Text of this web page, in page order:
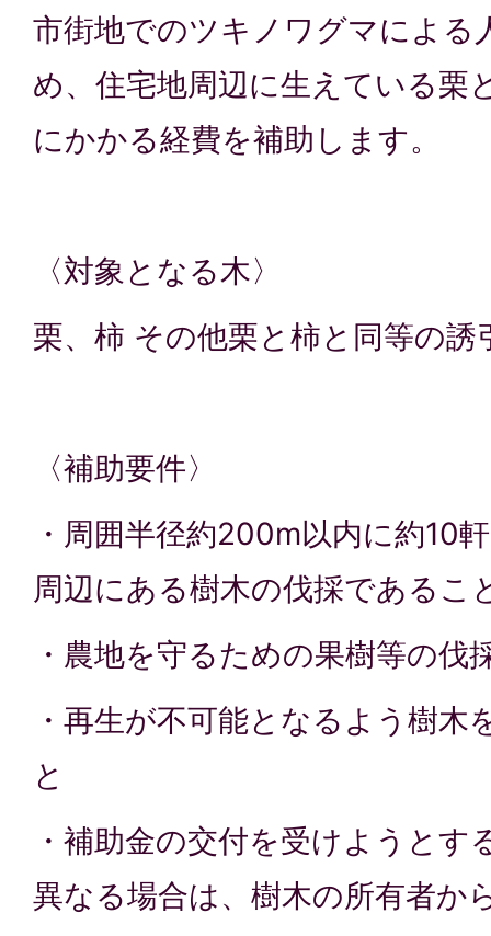
市街地でのツキノワグマによる
め、住宅地周辺に生えている栗
にかかる経費を補助します。
〈対象となる木〉
栗、柿 その他栗と柿と同等の誘
〈補助要件〉
・周囲半径約200m以内に約10
周辺にある樹木の伐採であるこ
・農地を守るための果樹等の伐
・再生が不可能となるよう樹木
と
・補助金の交付を受けようとす
異なる場合は、樹木の所有者か